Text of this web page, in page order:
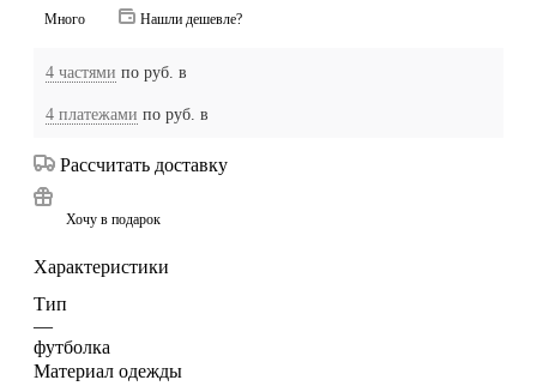
Много Нашли дешевле?
4 частями по руб. в
4 платежами по руб. в
Рассчитать доставку
Хочу в подарок
Характеристики
Тип
—
футболка
Материал одежды